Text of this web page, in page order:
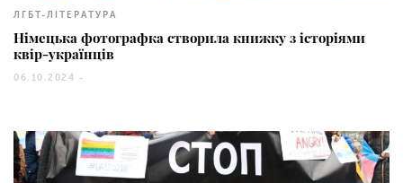
ЛГБТ-ЛІТЕРАТУРА
Німецька фотографка створила книжку з історіями
квір-українців
06.10.2024 -